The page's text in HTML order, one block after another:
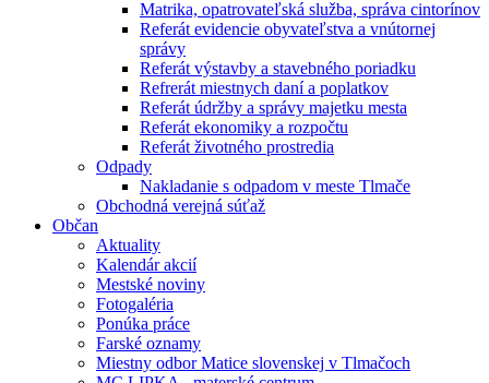
Matrika, opatrovateľská služba, správa cintorínov
Referát evidencie obyvateľstva a vnútornej
správy
Referát výstavby a stavebného poriadku
Refrerát miestnych daní a poplatkov
Referát údržby a správy majetku mesta
Referát ekonomiky a rozpočtu
Referát životného prostredia
Odpady
Nakladanie s odpadom v meste Tlmače
Obchodná verejná súťaž
Občan
Aktuality
Kalendár akcií
Mestské noviny
Fotogaléria
Ponúka práce
Farské oznamy
Miestny odbor Matice slovenskej v Tlmačoch